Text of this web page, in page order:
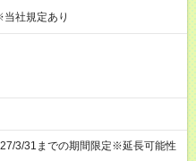
社規定あり
3/31までの期間限定※延長可能性